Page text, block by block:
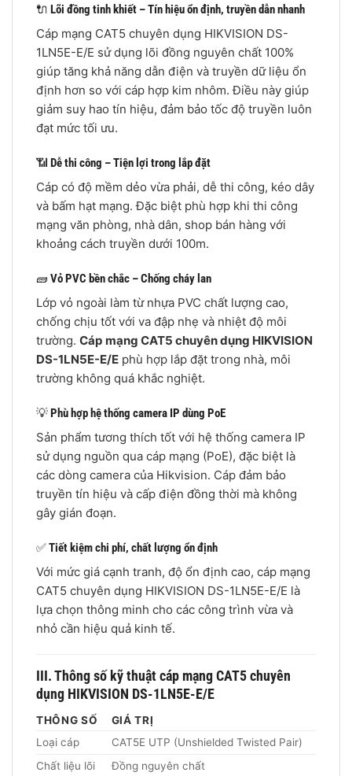
🔌 Lõi đồng tinh khiết – Tín hiệu ổn định, truyền dẫn nhanh
Cáp mạng CAT5 chuyên dụng HIKVISION DS-
1LN5E-E/E sử dụng lõi đồng nguyên chất 100%
giúp tăng khả năng dẫn điện và truyền dữ liệu ổn
định hơn so với cáp hợp kim nhôm. Điều này giúp
giảm suy hao tín hiệu, đảm bảo tốc độ truyền luôn
đạt mức tối ưu.
📶 Dễ thi công – Tiện lợi trong lắp đặt
Cáp có độ mềm dẻo vừa phải, dễ thi công, kéo dây
và bấm hạt mạng. Đặc biệt phù hợp khi thi công
mạng văn phòng, nhà dân, shop bán hàng với
khoảng cách truyền dưới 100m.
🧱 Vỏ PVC bền chắc – Chống cháy lan
Lớp vỏ ngoài làm từ nhựa PVC chất lượng cao,
chống chịu tốt với va đập nhẹ và nhiệt độ môi
trường. Cáp mạng CAT5 chuyên dụng HIKVISION
DS-1LN5E-E/E phù hợp lắp đặt trong nhà, môi
trường không quá khắc nghiệt.
💡Phù hợp hệ thống camera IP dùng PoE
Sản phẩm tương thích tốt với hệ thống camera IP
sử dụng nguồn qua cáp mạng (PoE), đặc biệt là
các dòng camera của Hikvision. Cáp đảm bảo
truyền tín hiệu và cấp điện đồng thời mà không
gây gián đoạn.
✅Tiết kiệm chi phí, chất lượng ổn định
Với mức giá cạnh tranh, độ ổn định cao, cáp mạng
CAT5 chuyên dụng HIKVISION DS-1LN5E-E/E là
lựa chọn thông minh cho các công trình vừa và
nhỏ cần hiệu quả kinh tế.
III. Thông số kỹ thuật cáp mạng CAT5 chuyên
dụng HIKVISION DS-1LN5E-E/E
THÔNG SỐ
GIÁ TRỊ
Loại cáp
CAT5E UTP (Unshielded Twisted Pair)
Chất liệu lõi
Đồng nguyên chất